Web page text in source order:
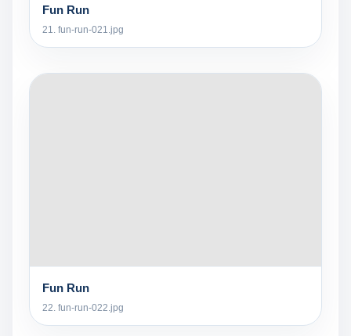
Fun Run
21. fun-run-021.jpg
Fun Run
22. fun-run-022.jpg